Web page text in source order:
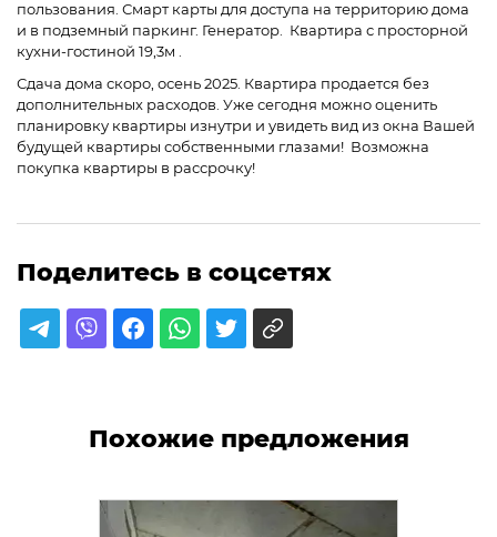
пользования. Смарт карты для доступа на территорию дома
и в подземный паркинг. Генератор. Квартира с просторной
кухни-гостиной 19,3м .
Сдача дома скоро, осень 2025. Квартира продается без
дополнительных расходов. Уже сегодня можно оценить
планировку квартиры изнутри и увидеть вид из окна Вашей
будущей квартиры собственными глазами! Возможна
покупка квартиры в рассрочку!
Поделитесь в соцсетях
Похожие предложения